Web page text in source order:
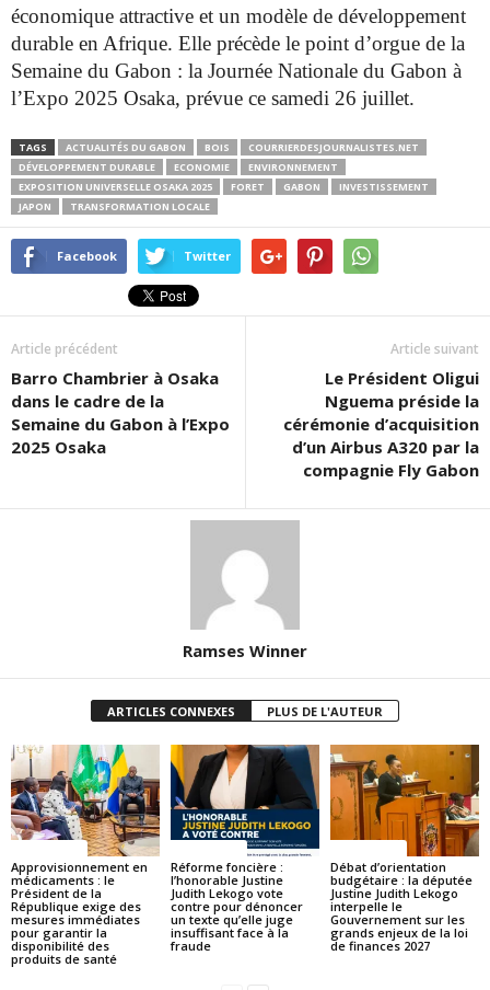
économique attractive et un modèle de développement
durable en Afrique. Elle précède le point d’orgue de la
Semaine du Gabon : la Journée Nationale du Gabon à
l’Expo 2025 Osaka, prévue ce samedi 26 juillet.
TAGS ACTUALITÉS DU GABON BOIS
COURRIERDESJOURNALISTES.NET
DÉVELOPPEMENT DURABLE
ECONOMIE
ENVIRONNEMENT
EXPOSITION UNIVERSELLE OSAKA 2025
FORET GABON
INVESTISSEMENT
JAPON
TRANSFORMATION LOCALE
Facebook Twitter
Article précédent
Barro Chambrier à Osaka
dans le cadre de la
Semaine du Gabon à l’Expo
2025 Osaka
Article suivant
Le Président Oligui
Nguema préside la
cérémonie d’acquisition
d’un Airbus A320 par la
compagnie Fly Gabon
Ramses Winner
ARTICLES CONNEXES PLUS DE L'AUTEUR
Approvisionnement en
médicaments : le
Président de la
République exige des
mesures immédiates
pour garantir la
disponibilité des
produits de santé
Réforme foncière :
l’honorable Justine
Judith Lekogo vote
contre pour dénoncer
un texte qu’elle juge
insuffisant face à la
fraude
Débat d’orientation
budgétaire : la députée
Justine Judith Lekogo
interpelle le
Gouvernement sur les
grands enjeux de la loi
de finances 2027